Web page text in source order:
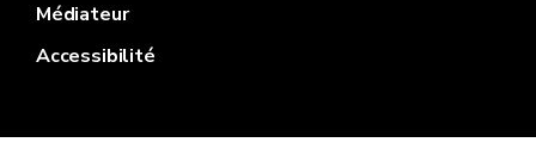
Médiateur
Accessibilité